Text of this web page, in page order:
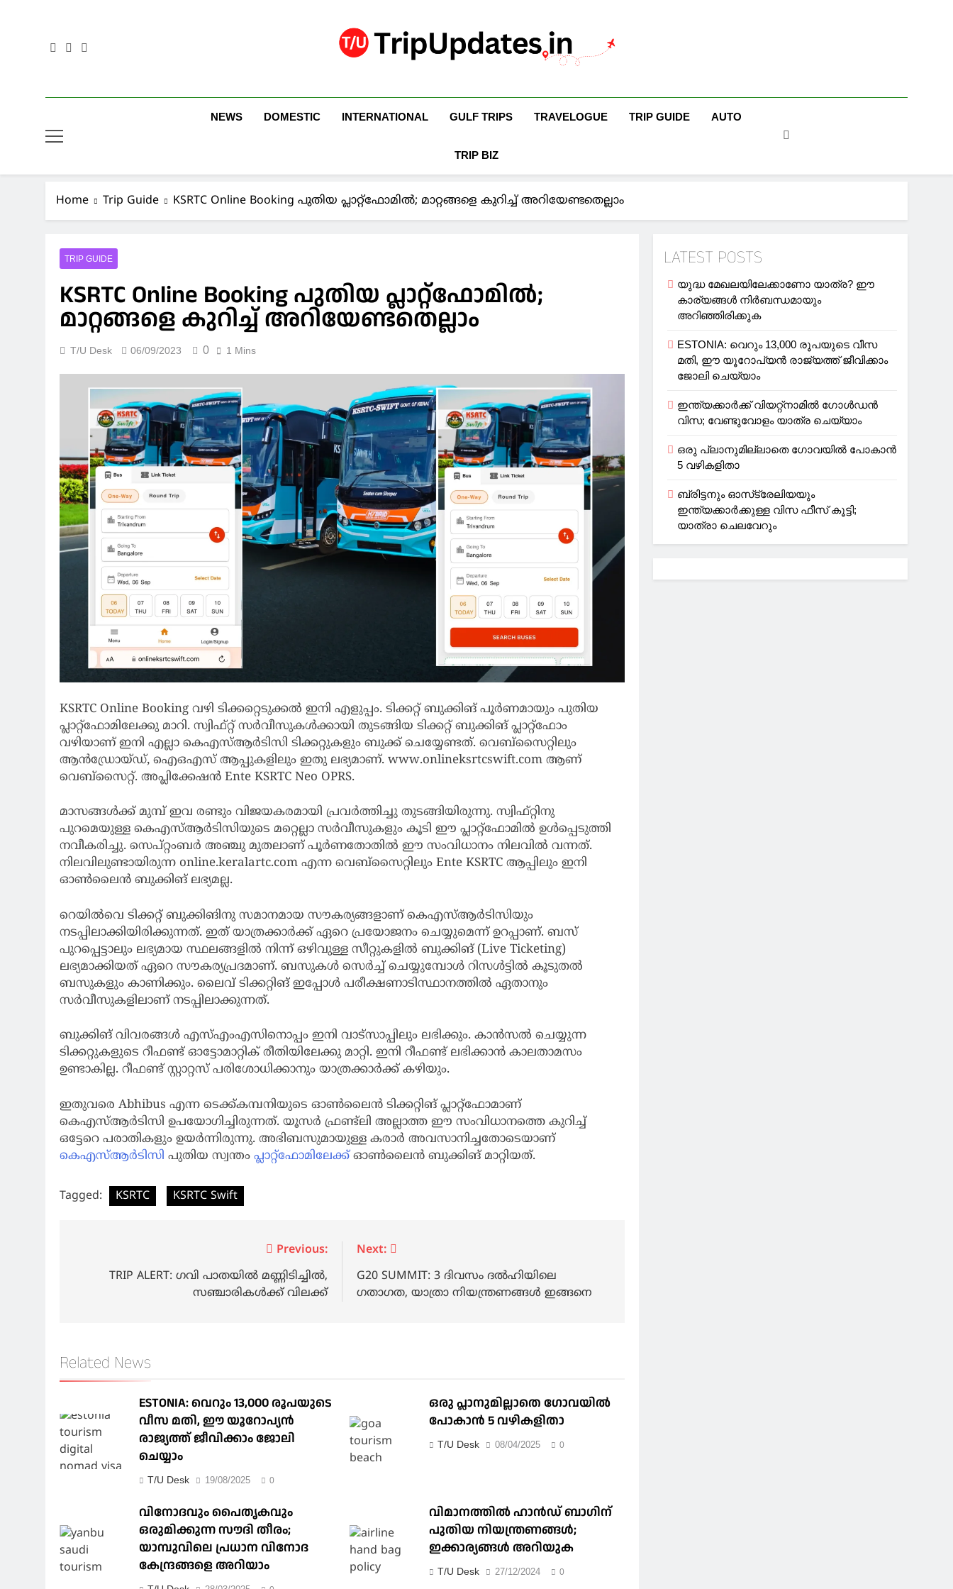
Trip Updates
NEWS DOMESTIC INTERNATIONAL GULF TRIPS TRAVELOGUE TRIP GUIDE AUTO
TRIP BIZ
Home Trip Guide KSRTC Online Booking പുതിയ പ്ലാറ്റ്ഫോമിൽ; മാറ്റങ്ങളെ കുറിച്ച് അറിയേണ്ടതെല്ലാം
TRIP GUIDE
KSRTC Online Booking പുതിയ പ്ലാറ്റ്ഫോമിൽ;
മാറ്റങ്ങളെ കുറിച്ച് അറിയേണ്ടതെല്ലാം
T/U Desk 06/09/2023 0 1 Mins
KSRTC Online Booking വഴി ടിക്കറ്റെടുക്കൽ ഇനി എളുപ്പം. ടിക്കറ്റ് ബുക്കിങ് പൂർണമായും പുതിയ
പ്ലാറ്റ്ഫോമിലേക്കു മാറി. സ്വിഫ്റ്റ് സർവീസുകൾക്കായി തുടങ്ങിയ ടിക്കറ്റ് ബുക്കിങ് പ്ലാറ്റ്ഫോം
വഴിയാണ് ഇനി എല്ലാ കെഎസ്ആർടിസി ടിക്കറ്റുകളും ബുക്ക് ചെയ്യേണ്ടത്. വെബ്സൈറ്റിലും
ആൻഡ്രോയ്ഡ്, ഐഒഎസ് ആപ്പുകളിലും ഇതു ലഭ്യമാണ്. www.onlineksrtcswift.com ആണ്
വെബ്സൈറ്റ്. അപ്ലിക്കേഷൻ Ente KSRTC Neo OPRS.
മാസങ്ങൾക്ക് മുമ്പ് ഇവ രണ്ടും വിജയകരമായി പ്രവർത്തിച്ചു തുടങ്ങിയിരുന്നു. സ്വിഫ്റ്റിനു
പുറമെയുള്ള കെഎസ്ആർടിസിയുടെ മറ്റെല്ലാ സർവീസുകളും കൂടി ഈ പ്ലാറ്റ്ഫോമിൽ ഉൾപ്പെടുത്തി
നവീകരിച്ചു. സെപ്റ്റംബർ അഞ്ചു മുതലാണ് പൂർണതോതിൽ ഈ സംവിധാനം നിലവിൽ വന്നത്.
നിലവിലുണ്ടായിരുന്ന online.keralartc.com എന്ന വെബ്സൈറ്റിലും Ente KSRTC ആപ്പിലും ഇനി
ഓൺലൈൻ ബുക്കിങ് ലഭ്യമല്ല.
റെയിൽവെ ടിക്കറ്റ് ബുക്കിങിനു സമാനമായ സൗകര്യങ്ങളാണ് കെഎസ്ആർടിസിയും
നടപ്പിലാക്കിയിരിക്കുന്നത്. ഇത് യാത്രക്കാർക്ക് ഏറെ പ്രയോജനം ചെയ്യുമെന്ന് ഉറപ്പാണ്. ബസ്
പുറപ്പെട്ടാലും ലഭ്യമായ സ്ഥലങ്ങളിൽ നിന്ന് ഒഴിവുള്ള സീറ്റുകളിൽ ബുക്കിങ് (Live Ticketing)
ലഭ്യമാക്കിയത് ഏറെ സൗകര്യപ്രദമാണ്. ബസുകൾ സെർച്ച് ചെയ്യുമ്പോൾ റിസൾട്ടിൽ കൂടുതൽ
ബസുകളും കാണിക്കും. ലൈവ് ടിക്കറ്റിങ് ഇപ്പോൾ പരീക്ഷണാടിസ്ഥാനത്തിൽ ഏതാനും
സർവീസുകളിലാണ് നടപ്പിലാക്കുന്നത്.
ബുക്കിങ് വിവരങ്ങൾ എസ്എംഎസിനൊപ്പം ഇനി വാട്സാപ്പിലും ലഭിക്കും. കാൻസൽ ചെയ്യുന്ന
ടിക്കറ്റുകളുടെ റീഫണ്ട് ഓട്ടോമാറ്റിക് രീതിയിലേക്കു മാറ്റി. ഇനി റീഫണ്ട് ലഭിക്കാൻ കാലതാമസം
ഉണ്ടാകില്ല. റീഫണ്ട് സ്റ്റാറ്റസ് പരിശോധിക്കാനും യാത്രക്കാർക്ക് കഴിയും.
ഇതുവരെ Abhibus എന്ന ടെക്ക്കമ്പനിയുടെ ഓൺലൈൻ ടിക്കറ്റിങ് പ്ലാറ്റ്ഫോമാണ്
കെഎസ്ആർടിസി ഉപയോഗിച്ചിരുന്നത്. യൂസർ ഫ്രണ്ട്ലി അല്ലാത്ത ഈ സംവിധാനത്തെ കുറിച്ച്
ഒട്ടേറെ പരാതികളും ഉയർന്നിരുന്നു. അഭിബസുമായുള്ള കരാർ അവസാനിച്ചതോടെയാണ്
കെഎസ്ആർടിസി പുതിയ സ്വന്തം പ്ലാറ്റ്ഫോമിലേക്ക്ഓൺലൈൻ ബുക്കിങ് മാറ്റിയത്.
Tagged: KSRTC KSRTC Swift
navigation
Previous:
TRIP ALERT: ഗവി പാതയില്‍ മണ്ണിടിച്ചില്‍,
സഞ്ചാരികള്‍ക്ക് വിലക്ക്
Next:
G20 SUMMIT: 3 ദിവസം ദൽഹിയിലെ
ഗതാഗത, യാത്രാ നിയന്ത്രണങ്ങൾ ഇങ്ങനെ
Related News
ESTONIA: വെറും 13,000 രൂപയുടെ
വീസ മതി, ഈ യൂറോപ്യന്‍
രാജ്യത്ത് ജീവിക്കാം ജോലി
ചെയ്യാം
T/U Desk 19/08/2025 0
ഒരു പ്ലാനുമില്ലാതെ ഗോവയില്‍
പോകാൻ 5 വഴികളിതാ
T/U Desk 08/04/2025 0
വിനോദവും പൈതൃകവും
ഒരുമിക്കുന്ന സൗദി തീരം;
യാമ്പുവിലെ പ്രധാന വിനോദ
കേന്ദ്രങ്ങളെ അറിയാം
വിമാനത്തിൽ ഹാൻഡ് ബാഗിന്
പുതിയ നിയന്ത്രണങ്ങൾ;
ഇക്കാര്യങ്ങൾ അറിയുക
T/U Desk 27/12/2024 0
LATEST POSTS
യുദ്ധ മേഖലയിലേക്കാണോ യാത്ര? ഈ
കാര്യങ്ങള്‍ നിര്‍ബന്ധമായും
അറിഞ്ഞിരിക്കുക
ESTONIA: വെറും 13,000 രൂപയുടെ വീസ
മതി, ഈ യൂറോപ്യന്‍ രാജ്യത്ത് ജീവിക്കാം
ജോലി ചെയ്യാം
ഇന്ത്യക്കാർക്ക് വിയറ്റ്‌നാമില്‍ ഗോള്‍ഡന്‍
വിസ; വേണ്ടുവോളം യാത്ര ചെയ്യാം
ഒരു പ്ലാനുമില്ലാതെ ഗോവയില്‍ പോകാൻ
5 വഴികളിതാ
ബ്രിട്ടനും ഓസ്‌ട്രേലിയയും
ഇന്ത്യക്കാര്‍ക്കുള്ള വിസ ഫീസ് കൂട്ടി;
യാത്രാ ചെലവേറും